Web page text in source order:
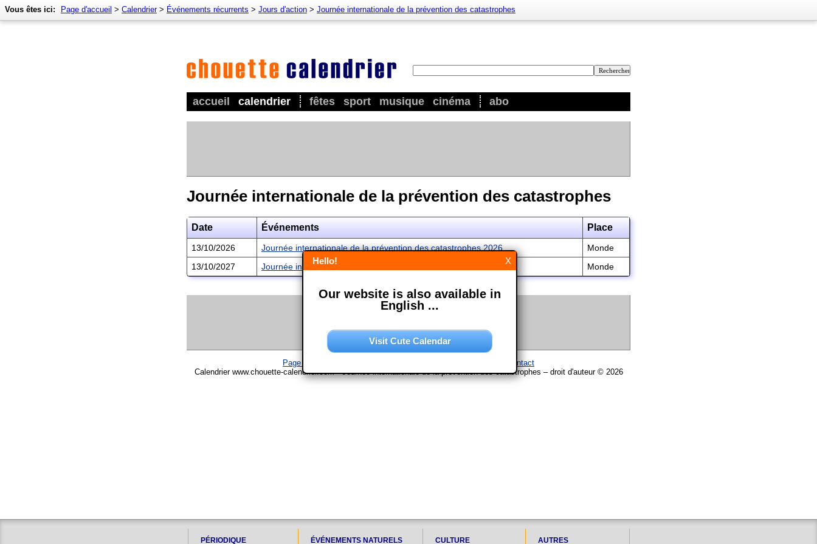
accueil calendrier fêtes sport musique cinéma abo
Vous êtes ici: Page d'accueil > Calendrier> Événements récurrents > Jours d'action > Journée internationale de la prévention des catastrophes
Journée internationale de la prévention des catastrophes
Date Événements Place
13/10/2026 Journée internationale de la prévention des catastrophes 2026
Monde
13/10/2027
Journée internationale de la prévention des catastrophes 2027 Monde
Page d'accueil
Contact
Calendrier www.chouette-calendrier.com • Journée internationale de la prévention des catastrophes – droit d'auteur © 2026
PÉRIODIQUE ÉVÉNEMENTS NATURELS CULTURE AUTRES
X
Hello!
Our website is also available in
English ...
Visit Cute Calendar